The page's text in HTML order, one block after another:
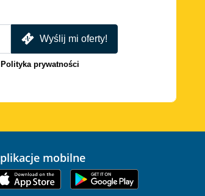
Wyślij mi oferty!
Polityka prywatności
Aplikacje mobilne